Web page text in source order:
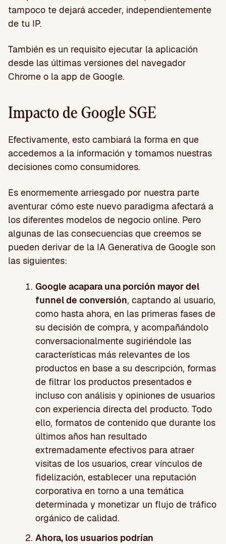
tampoco te dejará acceder, independientemente
de tu IP.
También es un requisito ejecutar la aplicación
desde las últimas versiones del navegador
Chrome o la app de Google.
Impacto de Google SGE
Efectivamente, esto cambiará la forma en que
accedemos a la información y tomamos nuestras
decisiones como consumidores.
Es enormemente arriesgado por nuestra parte
aventurar cómo este nuevo paradigma afectará a
los diferentes modelos de negocio online. Pero
algunas de las consecuencias que creemos se
pueden derivar de la IA Generativa de Google son
las siguientes:
Google acapara una porción mayor del
funnel de conversión, captando al usuario,
como hasta ahora, en las primeras fases de
su decisión de compra, y acompañándolo
conversacionalmente sugiriéndole las
características más relevantes de los
productos en base a su descripción, formas
de filtrar los productos presentados e
incluso con análisis y opiniones de usuarios
con experiencia directa del producto. Todo
ello, formatos de contenido que durante los
últimos años han resultado
extremadamente efectivos para atraer
visitas de los usuarios, crear vínculos de
fidelización, establecer una reputación
corporativa en torno a una temática
determinada y monetizar un flujo de tráfico
orgánico de calidad.
Ahora, los usuarios podrían